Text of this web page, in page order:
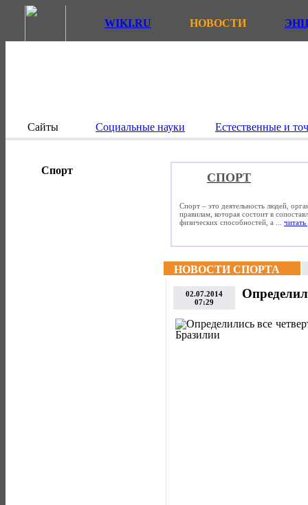
WIKI.RU НОВОСТИ
Сайты Социальные науки Естественные и
Спорт
СПОРТ
Спорт – это деятельность людей,
правилам, которая состоит в
физических способностей, а ... читать
НОВОСТИ СПОРТА
02.07.2014
07:29